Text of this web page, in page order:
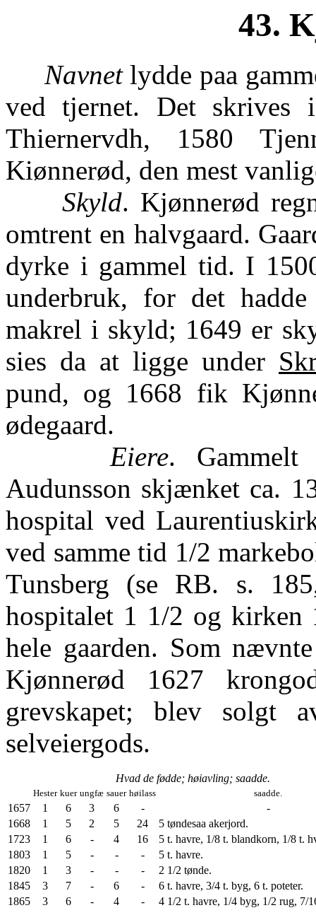
43.
Navnetlydde paa
ved tjernet. Det skrives
Thiernervdh, 1580
Kiønnerød, den mest
Skyld. Kjønnerød
omtrent en halvgaard.
dyrke i gammel tid. I
underbruk, for det
makrel i skyld; 1649 er
sies da at ligge under
pund, og 1668 fik
ødegaard.
Eiere. Gammelt
Audunsson skjænket ca.
hospital ved
ved samme tid 1/2
Tunsberg (se RB. s.
hospitalet 1 1/2 og kirken
hele gaarden. Som
Kjønnerød 1627
grevskapet; blev solgt
selveiergods.
Hvad de fødde; høiavling; saadde.
Hester kuer ungfæ sauer høilass saadde.
1657 1 6 3 6 -
-
1668
1 5 2 5 24
5 tøndesaa akerjord.
1723
1 6 - 4 16
5 t. havre, 1/8 t. blandkorn, 1/8 t.
1803
1 5 - - -
5 t. havre.
1820
1 3 - - -
2 1/2 tønde.
1845
3 7 - 6 -
6 t. havre, 3/4 t. byg, 6 t. poteter.
1865
3 6 - 4 - 4 1/2 t. havre, 1/4 byg, 1/2 rug, 7/